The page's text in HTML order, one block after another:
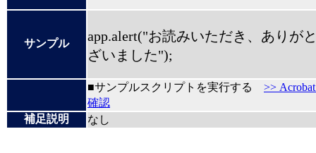
サンプル
app.alert("お読みいただき、ありが
ざいました");
■サンプルスクリプトを実行する >>
確認
補足説明 なし